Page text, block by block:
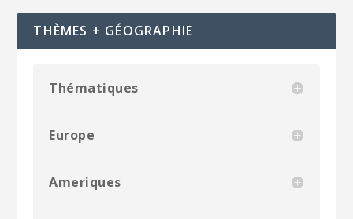
THÈMES + GÉOGRAPHIE
Thématiques
Europe
Ameriques